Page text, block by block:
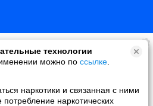
технологии
можно по ссылке
наркотики и связанная с ними
наркотических